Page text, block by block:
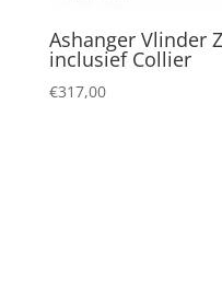
Ashanger Vlinder
inclusief Collier
€317,00